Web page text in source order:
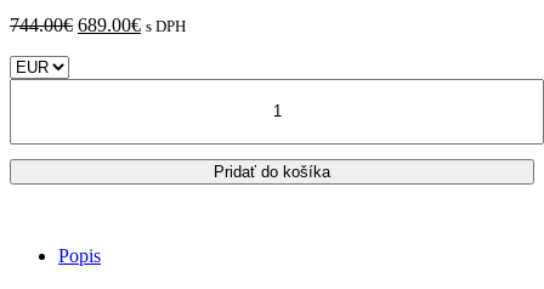
744.00€ Pôvodná
689.00€Aktuálna
s DPH
2011/
Pridať do košíka
Popis